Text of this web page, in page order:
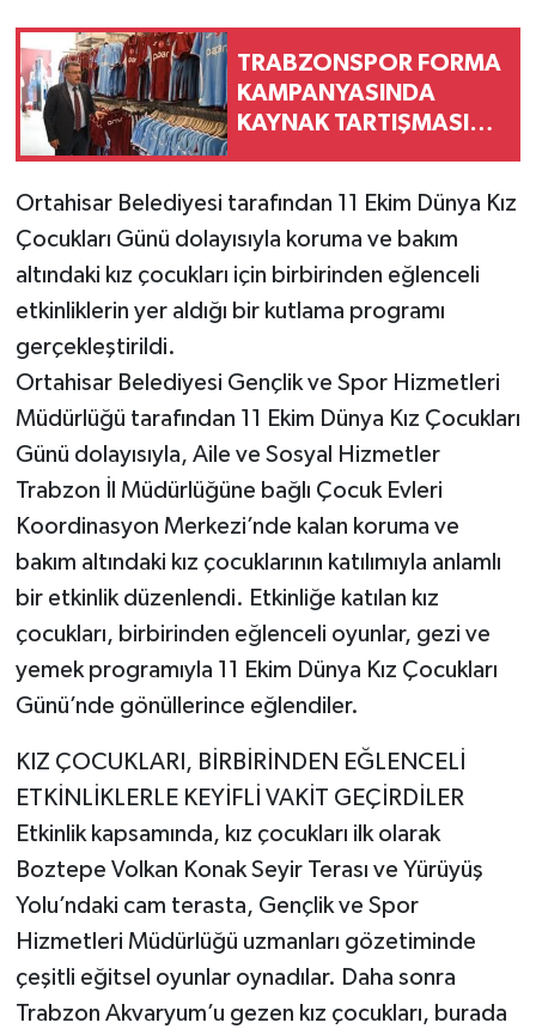
TRABZONSPOR FORMA
KAMPANYASINDA
KAYNAK TARTIŞMASINA
Ortahisar Belediyesi tarafından 11 Ekim Dünya Kız
Çocukları Günü dolayısıyla koruma ve bakım
altındaki kız çocukları için birbirinden eğlenceli
etkinliklerin yer aldığı bir kutlama programı
gerçekleştirildi.
Ortahisar Belediyesi Gençlik ve Spor Hizmetleri
Müdürlüğü tarafından 11 Ekim Dünya Kız Çocukları
Günü dolayısıyla, Aile ve Sosyal Hizmetler
Trabzon İl Müdürlüğüne bağlı Çocuk Evleri
Koordinasyon Merkezi’nde kalan koruma ve
bakım altındaki kız çocuklarının katılımıyla anlamlı
bir etkinlik düzenlendi. Etkinliğe katılan kız
çocukları, birbirinden eğlenceli oyunlar, gezi ve
yemek programıyla 11 Ekim Dünya Kız Çocukları
Günü’nde gönüllerince eğlendiler.
KIZ ÇOCUKLARI, BİRBİRİNDEN EĞLENCELİ
ETKİNLİKLERLE KEYİFLİ VAKİT GEÇİRDİLER
Etkinlik kapsamında, kız çocukları ilk olarak
Boztepe Volkan Konak Seyir Terası ve Yürüyüş
Yolu’ndaki cam terasta, Gençlik ve Spor
Hizmetleri Müdürlüğü uzmanları gözetiminde
çeşitli eğitsel oyunlar oynadılar. Daha sonra
Trabzon Akvaryum’u gezen kız çocukları, burada